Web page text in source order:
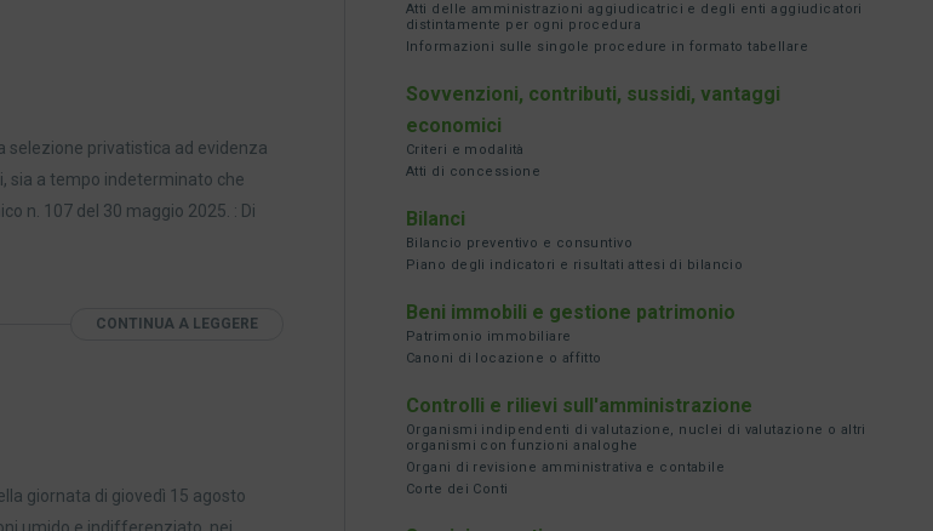
selezione privatistica ad evidenza
sia a tempo indeterminato che
n. 107 del 30 maggio 2025. : Di
CONTINUA A LEGGERE
giornata di giovedì 15 agosto
Atti delle amministrazioni aggiudicatrici e degli enti aggiudicatori
distintamente per ogni procedura
Informazioni sulle singole procedure in formato tabellare
Sovvenzioni, contributi, sussidi, vantaggi
economici
Criteri e modalità
Atti di concessione
Bilanci
Bilancio preventivo e consuntivo
Piano degli indicatori e risultati attesi di bilancio
Beni immobili e gestione patrimonio
Patrimonio immobiliare
Canoni di locazione o affitto
Controlli e rilievi sull'amministrazione
Organismi indipendenti di valutazione, nuclei di valutazione o altri
organismi con funzioni analoghe
Organi di revisione amministrativa e contabile
Corte dei Conti